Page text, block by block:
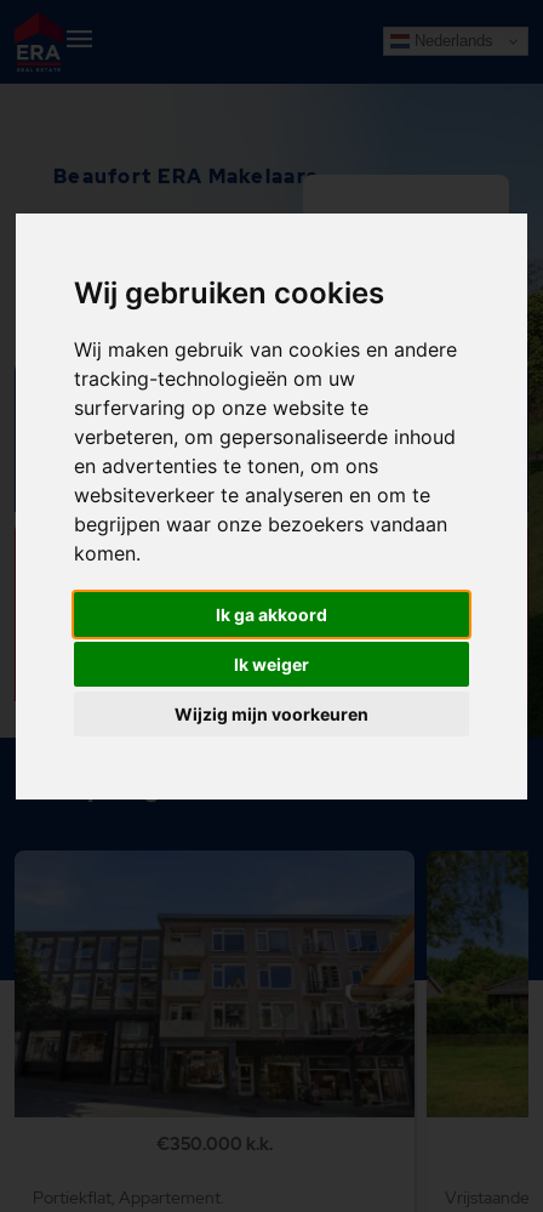
Wij gebruiken cookies
Wij maken gebruik van cookies en andere
tracking-technologieën om uw
surfervaring op onze website te
verbeteren, om gepersonaliseerde inhoud
en advertenties te tonen, om ons
websiteverkeer te analyseren en om te
begrijpen waar onze bezoekers vandaan
komen.
Ik ga akkoord
Ik weiger
Wijzig mijn voorkeuren
Nederlands
Beaufort ERA Makelaars
NIJMEGEN
NEEM DIRECT
CONTACT OP
Gemakkelijk via telefoon of
email
ZOEK IN HET
HUIZENAANBOD
van de ERA-Makelaar
ZOEK
€350.000 k.k.
Portiekflat, Appartement.
Vrijstaande